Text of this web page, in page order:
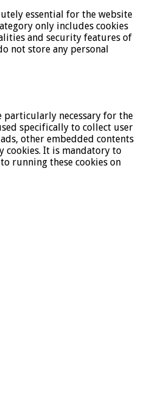
essential for the website
only includes cookies
and security features of
not store any personal
particularly necessary for the
specifically to collect user
other embedded contents
cookies. It is mandatory to
running these cookies on